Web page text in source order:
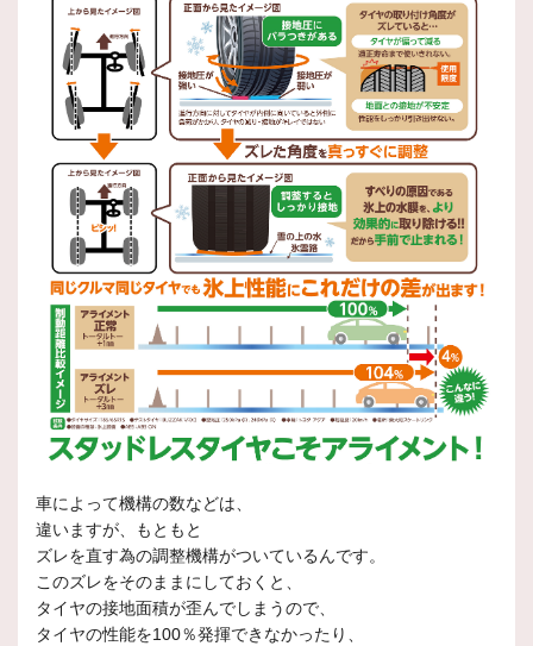
車によって機構の数などは、
違いますが、もともと
ズレを直す為の調整機構がついているんです。
このズレをそのままにしておくと、
タイヤの接地面積が歪んでしまうので、
タイヤの性能を100％発揮できなかったり、